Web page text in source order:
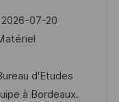
2026-07-20
d'Etudes
à Bordeaux.